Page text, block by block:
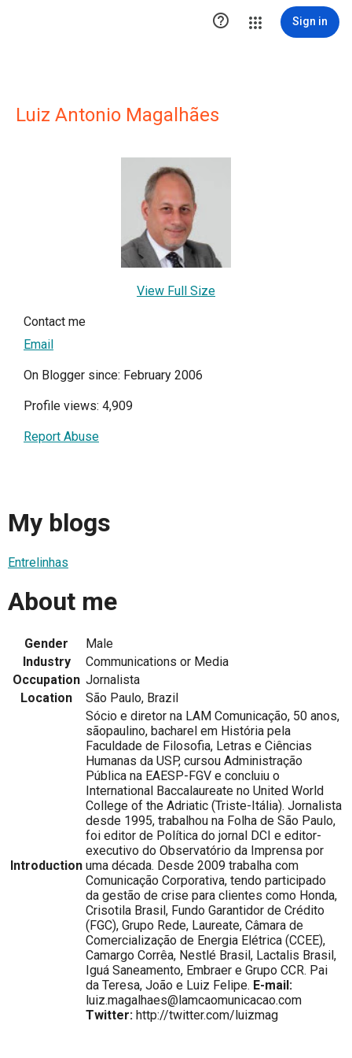
 Sign in
Luiz Antonio Magalhães
View Full Size
Contact me
Email
On Blogger since: February 2006
Profile views: 4,909
Report Abuse
My blogs
Entrelinhas
About me
Gender
Male
Industry
Communications or Media
Occupation Jornalista
Location
São Paulo, Brazil
Introduction
Sócio e diretor na LAM Comunicação, 50 anos,
sãopaulino, bacharel em História pela
Faculdade de Filosofia, Letras e Ciências
Humanas da USP, cursou Administração
Pública na EAESP-FGV e concluiu o
International Baccalaureate no United World
College of the Adriatic (Triste-Itália). Jornalista
desde 1995, trabalhou na Folha de São Paulo,
foi editor de Política do jornal DCI e editor-
executivo do Observatório da Imprensa por
uma década. Desde 2009 trabalha com
Comunicação Corporativa, tendo participado
da gestão de crise para clientes como Honda,
Crisotila Brasil, Fundo Garantidor de Crédito
(FGC), Grupo Rede, Laureate, Câmara de
Comercialização de Energia Elétrica (CCEE),
Camargo Corrêa, Nestlé Brasil, Lactalis Brasil,
Iguá Saneamento, Embraer e Grupo CCR. Pai
da Teresa, João e Luiz Felipe. E-mail:
luiz.magalhaes@lamcaomunicacao.com
Twitter: http://twitter.com/luizmag